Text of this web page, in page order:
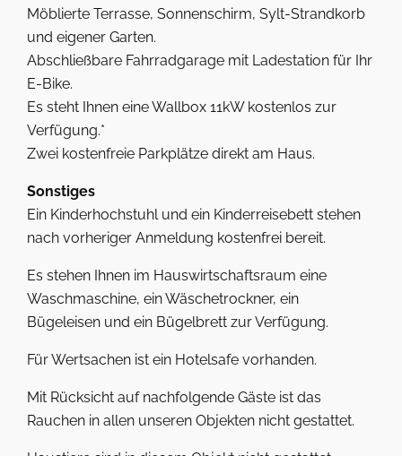
Möblierte Terrasse, Sonnenschirm, Sylt-Strandkorb
und eigener Garten.
Abschließbare Fahrradgarage mit Ladestation für Ihr
E-Bike.
Es steht Ihnen eine Wallbox 11kW kostenlos zur
Verfügung.*
Zwei kostenfreie Parkplätze direkt am Haus.
Sonstiges
Ein Kinderhochstuhl und ein Kinderreisebett stehen
nach vorheriger Anmeldung kostenfrei bereit.
Es stehen Ihnen im Hauswirtschaftsraum eine
Waschmaschine, ein Wäschetrockner, ein
Bügeleisen und ein Bügelbrett zur Verfügung.
Für Wertsachen ist ein Hotelsafe vorhanden.
Mit Rücksicht auf nachfolgende Gäste ist das
Rauchen in allen unseren Objekten nicht gestattet.